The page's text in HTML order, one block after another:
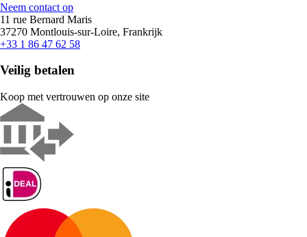
Neem contact op
11 rue Bernard Maris
37270 Montlouis-sur-Loire, Frankrijk
+33 1 86 47 62 58
Veilig betalen
Koop met vertrouwen op onze site